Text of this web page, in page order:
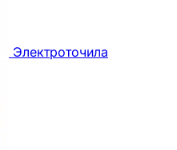
Электроточила